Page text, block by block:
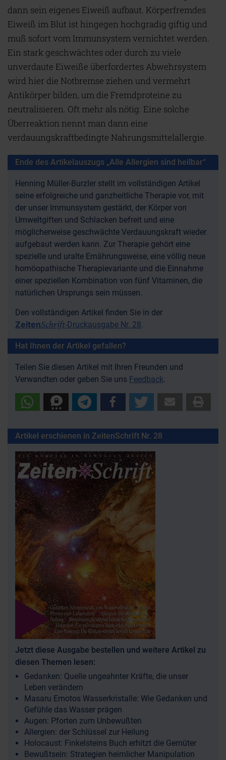
dann sein eigenes Eiweiß aufbaut. Körperfremdes
Eiweiß im Blut ist hingegen hochgradig giftig und
muß sofort vom Immunsystem vernichtet werden.
Ein stark geschwächtes oder durch zu viele
unverdaute Eiweiße überfordertes Abwehrsystem
wird hier die Notbremse ziehen und vermehrt
Antikörper bilden, um die Fremdproteine zu
neutralisieren. Oft mehr als nötig. Eine solche
Überreaktion nennt man dann eine
verdauungskraftbedingte Nahrungsmittelallergie.
Ende des Artikelauszugs „Alle Allergien sind heilbar“
Henning Müller-Burzler stellt im vollständigen Artikel
seine erfolgreiche und ganzheitliche Therapie vor, mit
der unser Immunsystem gestärkt, der Körper von
Umweltgiften und Schlacken befreit und eine
möglicherweise geschwächte Verdauungskraft wieder
aufgebaut werden kann. Zur Therapie gehört eine
spezielle und uralte Ernährungsweise, eine völlig neue
homöopathische Therapievariante und die Einnahme
einer speziellen Kombination von fünf Vitaminen, die
natürlichen Ursprungs sein müssen.
Den vollständigen Artikel finden Sie in der
ZeitenSchrift-Druckausgabe Nr. 28.
Hat Ihnen der Artikel gefallen?
Teilen Sie diesen Artikel mit Ihren Freunden und
Verwandten oder geben Sie uns Feedback.
Artikel erschienen in ZeitenSchrift Nr. 28
Jetzt diese Ausgabe bestellen und weitere Artikel zu
diesen Themen lesen:
Gedanken: Quelle ungeahnter Kräfte, die unser
Leben verändern
Masaru Emotos Wasserkristalle: Wie Gedanken und
Gefühle das Wasser prägen
Augen: Pforten zum Unbewußten
Allergien: der Schlüssel zur Heilung
Holocaust: Finkelsteins Buch erhitzt die Gemüter
Bewußtsein: Strategien heimlicher Manipulation